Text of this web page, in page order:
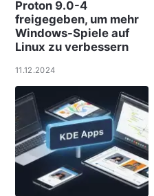
Proton 9.0-4
freigegeben, um mehr
Windows-Spiele auf
Linux zu verbessern
11.12.2024